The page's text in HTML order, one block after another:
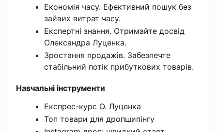
Економія часу. Ефективний пошук без
зайвих витрат часу.
Експертні знання. Отримайте досвід
Олександра Луценка.
Зростання продажів. Забезпечте
стабільний потік прибуткових товарів.
Навчальні інструменти
Експрес-курс О. Луценка
Топ товари для дропшипінгу